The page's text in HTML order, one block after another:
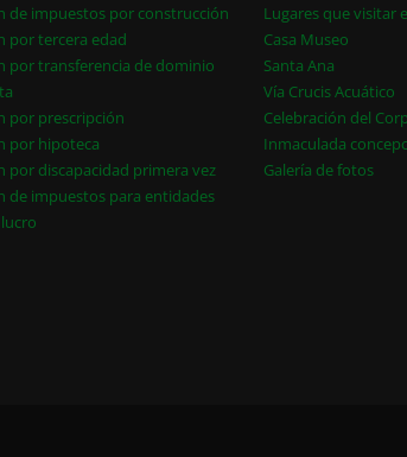
de impuestos por construcción
por tercera edad
por transferencia de dominio
por prescripción
por hipoteca
por discapacidad primera vez
de impuestos para entidades
Lugares que visitar
Casa Museo
Santa Ana
Vía Crucis Acuático
Celebración del
Inmaculada
Galería de fotos